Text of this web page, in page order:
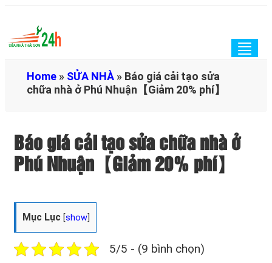
Home » SỬA NHÀ » Báo giá cải tạo sửa
chữa nhà ở Phú Nhuận【Giảm 20% phí】
Báo giá cải tạo sửa chữa nhà ở
Phú Nhuận【Giảm 20% phí】
Mục Lục [show
5/5 - (9 bình chọn)